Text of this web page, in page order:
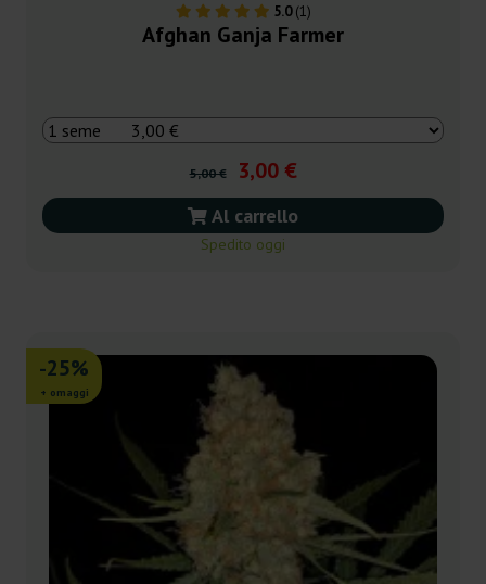
5.0(1)
Afghan Ganja Farmer
5,00 € 3,00 €
Al carrello
Spedito oggi
-25%
+ omaggi